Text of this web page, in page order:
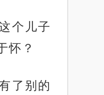
个儿子
怀？
了别的